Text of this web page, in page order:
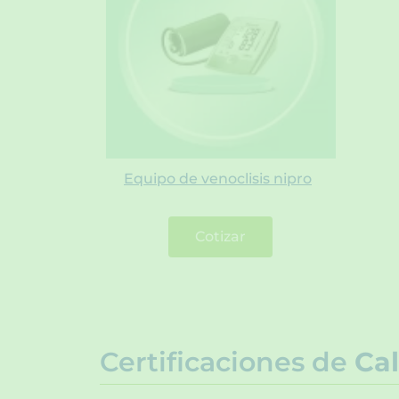
Equipo de venoclisis nipro
Cotizar
Certificaciones de